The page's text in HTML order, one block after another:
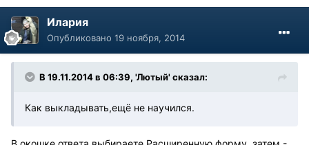
Илария
Опубликовано 19 ноября, 2014
В 19.11.2014 в 06:39, 'Лютый' сказал:
Как выкладывать,ещё не научился.